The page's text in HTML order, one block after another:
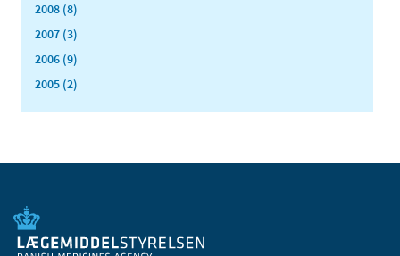
2008 (8)
2007 (3)
2006 (9)
2005 (2)